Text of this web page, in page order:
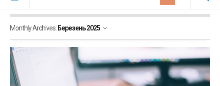
Monthly Archives: Березень 2025